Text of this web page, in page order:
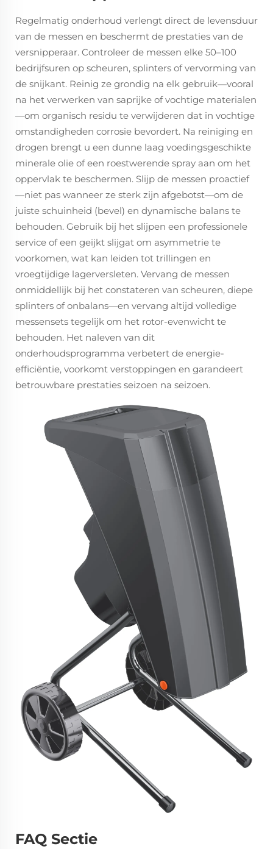
Regelmatig onderhoud verlengt direct de levensduur
van de messen en beschermt de prestaties van de
versnipperaar. Controleer de messen elke 50–100
bedrijfsuren op scheuren, splinters of vervorming van
de snijkant. Reinig ze grondig na elk gebruik—vooral
na het verwerken van saprijke of vochtige materialen
—om organisch residu te verwijderen dat in vochtige
omstandigheden corrosie bevordert. Na reiniging en
drogen brengt u een dunne laag voedingsgeschikte
minerale olie of een roestwerende spray aan om het
oppervlak te beschermen. Slijp de messen proactief
—niet pas wanneer ze sterk zijn afgebotst—om de
juiste schuinheid (bevel) en dynamische balans te
behouden. Gebruik bij het slijpen een professionele
service of een geijkt slijgat om asymmetrie te
voorkomen, wat kan leiden tot trillingen en
vroegtijdige lagerversleten. Vervang de messen
onmiddellijk bij het constateren van scheuren, diepe
splinters of onbalans—en vervang altijd volledige
messensets tegelijk om het rotor-evenwicht te
behouden. Het naleven van dit
onderhoudsprogramma verbetert de energie-
efficiëntie, voorkomt verstoppingen en garandeert
betrouwbare prestaties seizoen na seizoen.
FAQ Sectie